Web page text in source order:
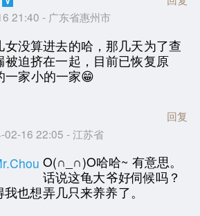
21:40 - 广东省惠州市
女没算进去的哈，那几天为了查
被迫挤在一起，目前已恢复原
一家小的一家😁
02-16 22:05 - 江苏省
回复
O(∩_∩)O哈哈~ 有意思。
话说这龟大爷好伺候吗？
我也想弄几只来养养了。